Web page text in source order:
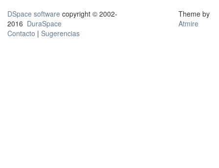
DSpace software copyright © 2002-
2016 DuraSpace
Contacto | Sugerencias
Theme by
Atmire